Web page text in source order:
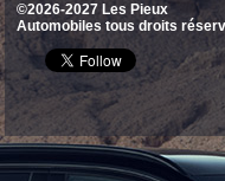
©2026-2027 Les Pieux
Automobiles tous droits